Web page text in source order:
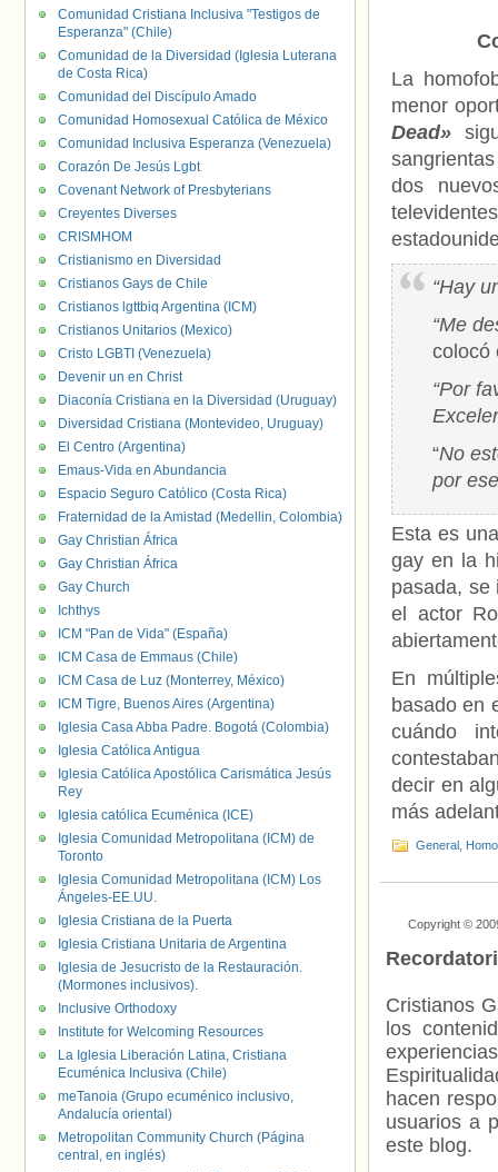
La
menor
Dead»
dos
“Hay
“Me
colocó
“Por
“No
por
Esta es
gay en la
pasada, se
el actor
En
basado en
cuándo
decir en
más
General
Copyright ©
Cristianos
los
hacen
usuarios a
este blog.
Comunidad Cristiana Inclusiva "Testigos de
Esperanza" (Chile)
Comunidad de la Diversidad (Iglesia Luterana
de Costa Rica)
Comunidad del Discípulo Amado
Comunidad Homosexual Católica de México
Comunidad Inclusiva Esperanza (Venezuela)
Corazón De Jesús Lgbt
Covenant Network of Presbyterians
Creyentes Diverses
CRISMHOM
Cristianismo en Diversidad
Cristianos Gays de Chile
Cristianos lgttbiq Argentina (ICM)
Cristianos Unitarios (Mexico)
Cristo LGBTI (Venezuela)
Devenir un en Christ
Diaconía Cristiana en la Diversidad (Uruguay)
Diversidad Cristiana (Montevideo, Uruguay)
El Centro (Argentina)
Emaus-Vida en Abundancia
Espacio Seguro Católico (Costa Rica)
Fraternidad de la Amistad (Medellin, Colombia)
Gay Christian África
Gay Christian África
Gay Church
Ichthys
ICM "Pan de Vida" (España)
ICM Casa de Emmaus (Chile)
ICM Casa de Luz (Monterrey, México)
ICM Tigre, Buenos Aires (Argentina)
Iglesia Casa Abba Padre. Bogotá (Colombia)
Iglesia Católica Antigua
Iglesia Católica Apostólica Carismática Jesús
Rey
Iglesia católica Ecuménica (ICE)
Iglesia Comunidad Metropolitana (ICM) de
Toronto
Iglesia Comunidad Metropolitana (ICM) Los
Ángeles-EE.UU.
Iglesia Cristiana de la Puerta
Iglesia Cristiana Unitaria de Argentina
Iglesia de Jesucristo de la Restauración.
(Mormones inclusivos).
Inclusive Orthodoxy
Institute for Welcoming Resources
La Iglesia Liberación Latina, Cristiana
Ecuménica Inclusiva (Chile)
meTanoia (Grupo ecuménico inclusivo,
Andalucía oriental)
Metropolitan Community Church (Página
central, en inglés)